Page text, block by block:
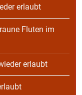
erlaubt
Fluten im
erlaubt